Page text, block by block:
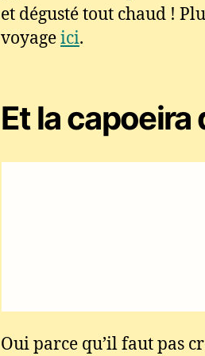
et dégusté tout chaud !
voyageici.
Et la capoeira
Oui parce qu’il faut pas